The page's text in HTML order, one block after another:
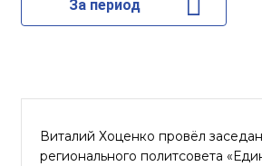
За период
Виталий Хоценко провёл
регионального политсовета